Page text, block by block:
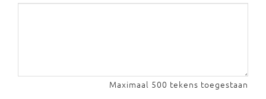
Maximaal 500 tekens toegestaan